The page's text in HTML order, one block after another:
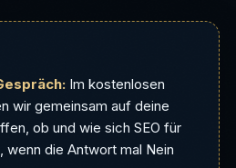
Im kostenlosen
wir gemeinsam auf deine
ob und wie sich SEO für
wenn die Antwort mal Nein